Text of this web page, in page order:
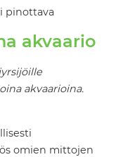
pinottava
akvaario
akvaarioina.
omien mittojen